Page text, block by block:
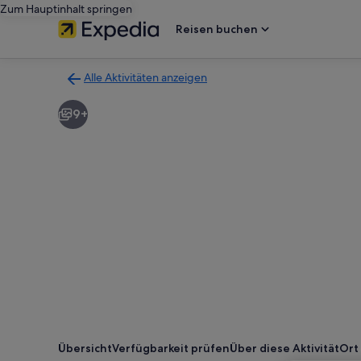
Zum Hauptinhalt springen
Reisen buchen
Alle Aktivitäten anzeigen
zur
Ergebnisseite
9+
ÜbersichtVerfügbarkeit prüfenÜber diese AktivitätOrt